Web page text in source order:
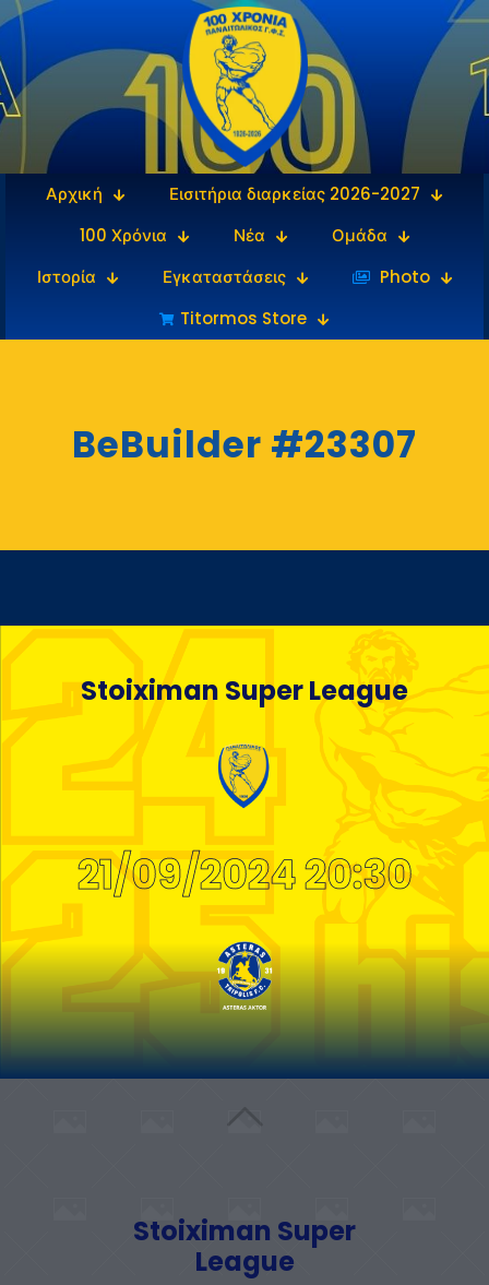
Αρχική
Εισιτήρια διαρκείας 2026-2027
100 Χρόνια
Νέα
Ομάδα
Ιστορία
Εγκαταστάσεις
‎‏‏‎ ‎Photo
Titormos Store
BeBuilder #23307
Stoiximan Super League
21/09/2024 20:30
Stoiximan Super
League